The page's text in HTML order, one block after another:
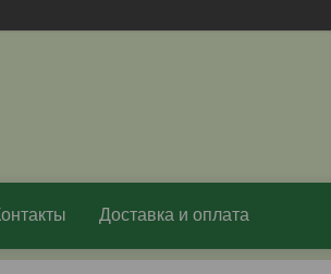
Доставка и оплата